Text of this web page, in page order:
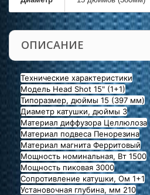
ОПИСАНИЕ
Технические характеристики
Модель Head Shot 15" (1+1)
Типоразмер, дюймы 15 (397 мм)
Диаметр катушки, дюймы 3
Материал диффузора Целлюлоза
Материал подвеса Пенорезина
Материал магнита Ферритовый
Мощность номинальная, Вт 1500
Мощность пиковая 3000
Сопротивление катушки, Ом 1+1
Установочная глубина, мм 210